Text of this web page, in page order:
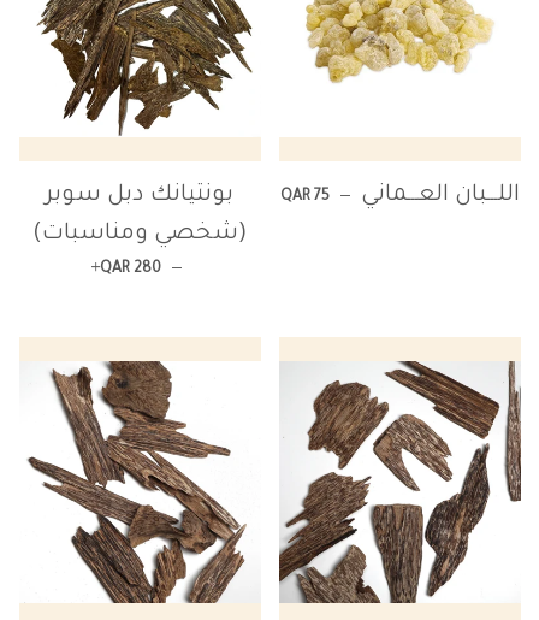
اللـــبان العـــماني — السعر العادي
QAR 75
بونتيانك دبل سوبر
(شخصي ومناسبات)
— السعر العادي
QAR 280